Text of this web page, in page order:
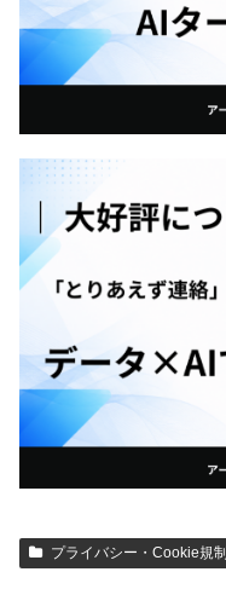
プライバシー・Cookie規制